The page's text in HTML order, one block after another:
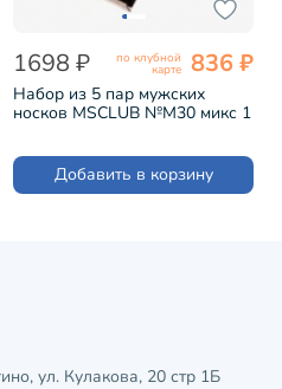
1698 ₽ по клубной
карте 836 ₽
Набор из 5 пар мужских
носков MSCLUB №М30 микс 1
Добавить в корзину
ул. Кулакова, 20 стр 1Б